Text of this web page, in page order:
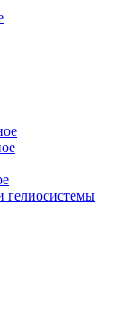
гелиосистемы